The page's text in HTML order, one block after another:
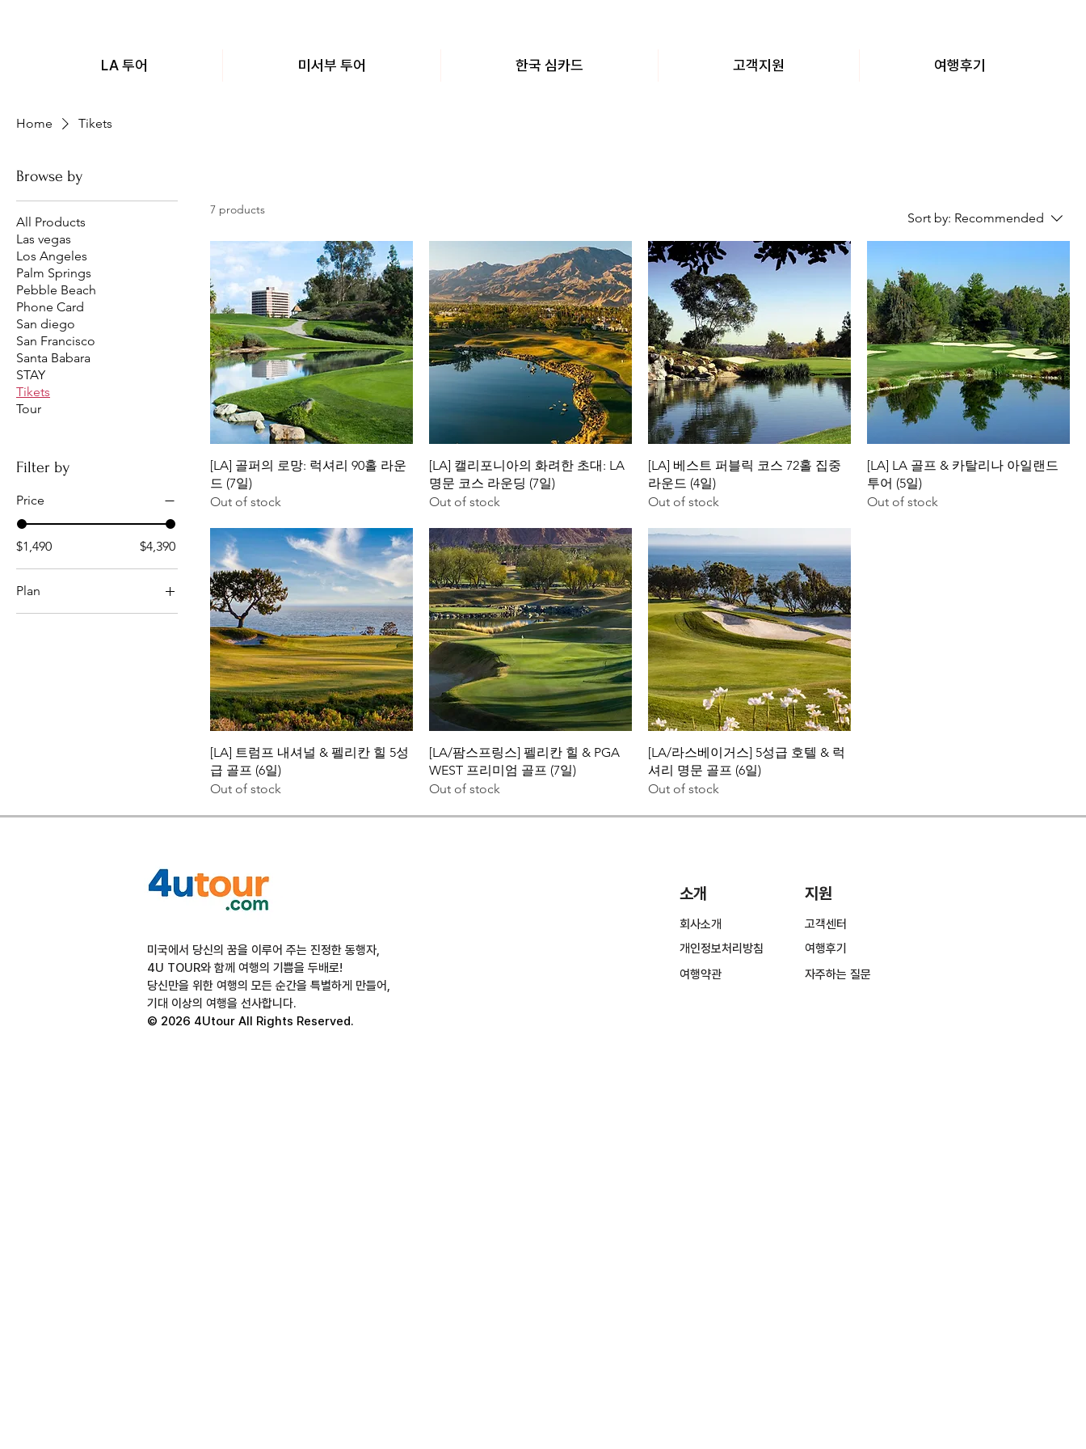
LA 투어 미서부 투어 한국 심카드 고객지원 여행후기
Home Tikets
Browse by
All Products
Las vegas
Los Angeles
Palm Springs
Pebble Beach
Phone Card
San diego
San Francisco
Santa Babara
STAY
Tikets
Tour
Filter by
Price
$1,490 $4,390
Plan
a
7 products
Sort by: Recommended
[LA] 골퍼의 로망: 럭셔리 90홀 라운
드 (7일)
Out of stock
[LA] 캘리포니아의 화려한 초대: LA
명문 코스 라운딩 (7일)
Out of stock
[LA] 베스트 퍼블릭 코스 72홀 집중
라운드 (4일)
Out of stock
[LA] LA 골프 & 카탈리나 아일랜드
투어 (5일)
Out of stock
[LA] 트럼프 내셔널 & 펠리칸 힐 5성
급 골프 (6일)
Out of stock
[LA/팜스프링스] 펠리칸 힐 & PGA
WEST 프리미엄 골프 (7일)
Out of stock
[LA/라스베이거스] 5성급 호텔 & 럭
셔리 명문 골프 (6일)
Out of stock
미국에서 당신의 꿈을 이루어 주는 진정한 동행자,
4U TOUR와 함께 여행의 기쁨을 두배로!
당신만을 위한 여행의 모든 순간을 특별하게 만들어,
기대 이상의 여행을 선사합니다.
소개
회사소개
개인정보처리방침
여행약관
지원
고객센터
여행후기
​자주하는 질문
© 2026 4Utour All Rights Reserved.